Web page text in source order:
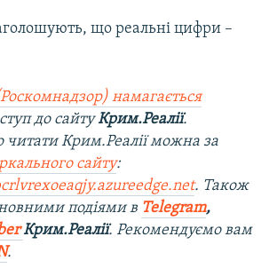
що реальні цифри –
намагається
до сайтуКрим.Реалії.
Крим.Реалії можна за
сайту:
. Також
подіями в Telegram,
Крим.Реалії. Рекомендуємо вам
.